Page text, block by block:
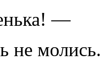
—
не молись.